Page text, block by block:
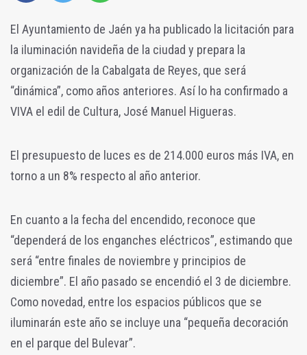
El Ayuntamiento de Jaén ya ha publicado la licitación para
la iluminación navideña de la ciudad y prepara la
organización de la Cabalgata de Reyes, que será
“dinámica”, como años anteriores. Así lo ha confirmado a
VIVA el edil de Cultura, José Manuel Higueras.
El presupuesto de luces es de 214.000 euros más IVA, en
torno a un 8% respecto al año anterior.
En cuanto a la fecha del encendido, reconoce que
“dependerá de los enganches eléctricos”, estimando que
será “entre finales de noviembre y principios de
diciembre”. El año pasado se encendió el 3 de diciembre.
Como novedad, entre los espacios públicos que se
iluminarán este año se incluye una “pequeña decoración
en el parque del Bulevar”.